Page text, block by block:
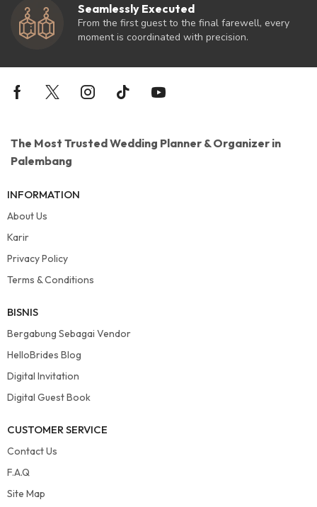
Seamlessly Executed
From the first guest to the final farewell, every
moment is coordinated with precision.
The Most Trusted Wedding Planner & Organizer in
Palembang
INFORMATION
About Us
Karir
Privacy Policy
Terms & Conditions
BISNIS
Bergabung Sebagai Vendor
HelloBrides Blog
Digital Invitation
Digital Guest Book
CUSTOMER SERVICE
Contact Us
F.A.Q
Site Map